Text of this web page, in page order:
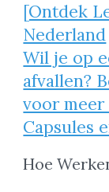
[Ontdek
Nederland
Wil je op
afvallen?
voor
Capsules
Hoe